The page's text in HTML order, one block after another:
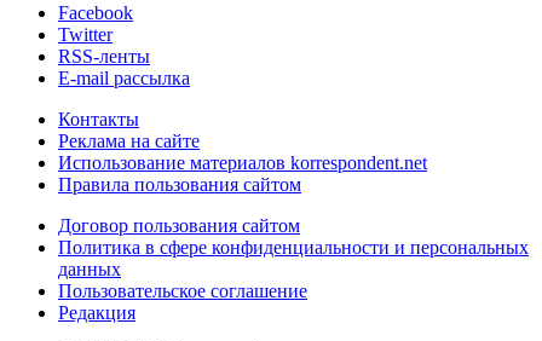
Facebook
Twitter
RSS-ленты
E-mail рассылка
Контакты
Реклама на сайте
Использование материалов korrespondent.net
Правила пользования сайтом
Договор пользования сайтом
Политика в сфере конфиденциальности и персональных
данных
Пользовательское соглашение
Редакция